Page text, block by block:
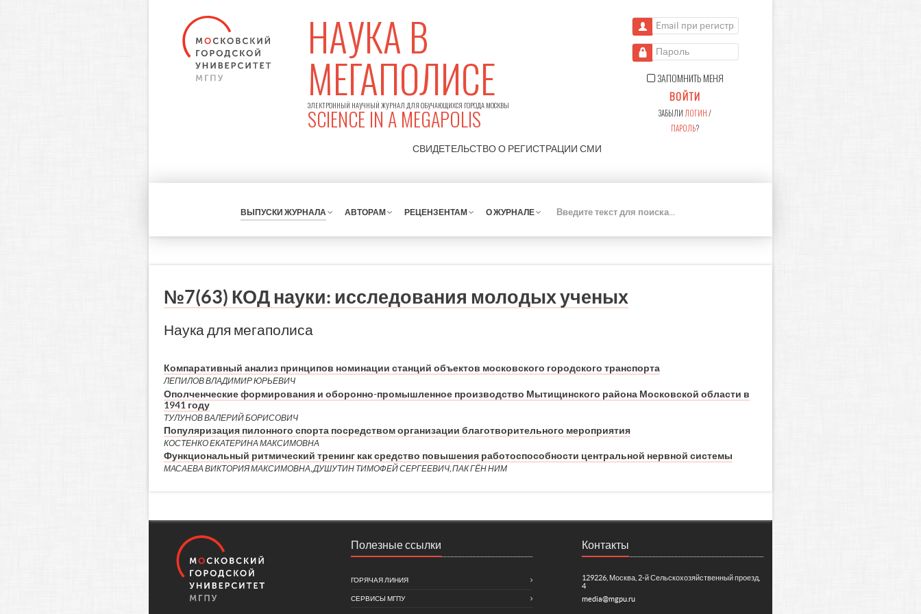
НАУКА В
МЕГАПОЛИСЕ
ЭЛЕКТРОННЫЙ НАУЧНЫЙ ЖУРНАЛ ДЛЯ ОБУЧАЮЩИХСЯ ГОРОДА МОСКВЫ
SCIENCE IN A MEGAPOLIS
СВИДЕТЕЛЬСТВО О РЕГИСТРАЦИИ СМИ
Email при регистрации
Пароль
ЗАПОМНИТЬ МЕНЯ
ВОЙТИ
ЗАБЫЛИ ЛОГИН/
ПАРОЛЬ?
ВЫПУСКИ ЖУРНАЛА АВТОРАМ РЕЦЕНЗЕНТАМ О ЖУРНАЛЕ
К
№7(63) КОД науки: исследования молодых ученых
Наука для мегаполиса
Компаративный анализ принципов номинации станций объектов московского городского транспорта
ЛЕПИЛОВ ВЛАДИМИР ЮРЬЕВИЧ
Ополченческие формирования и оборонно-промышленное производство Мытищинского района Московской области в
1941 году
ТУЛУНОВ ВАЛЕРИЙ БОРИСОВИЧ
Популяризация пилонного спорта посредством организации благотворительного мероприятия
КОСТЕНКО ЕКАТЕРИНА МАКСИМОВНА
Функциональный ритмический тренинг как средство повышения работоспособности центральной нервной системы
МАСАЕВА ВИКТОРИЯ МАКСИМОВНА, ДУШУТИН ТИМОФЕЙ СЕРГЕЕВИЧ, ПАК ГЁН НИМ
Полезные ссылки
ГОРЯЧАЯ ЛИНИЯ
СЕРВИСЫ МГПУ
Контакты
129226, Москва, 2-й Сельскохозяйственный проезд,
4
media@mgpu.ru